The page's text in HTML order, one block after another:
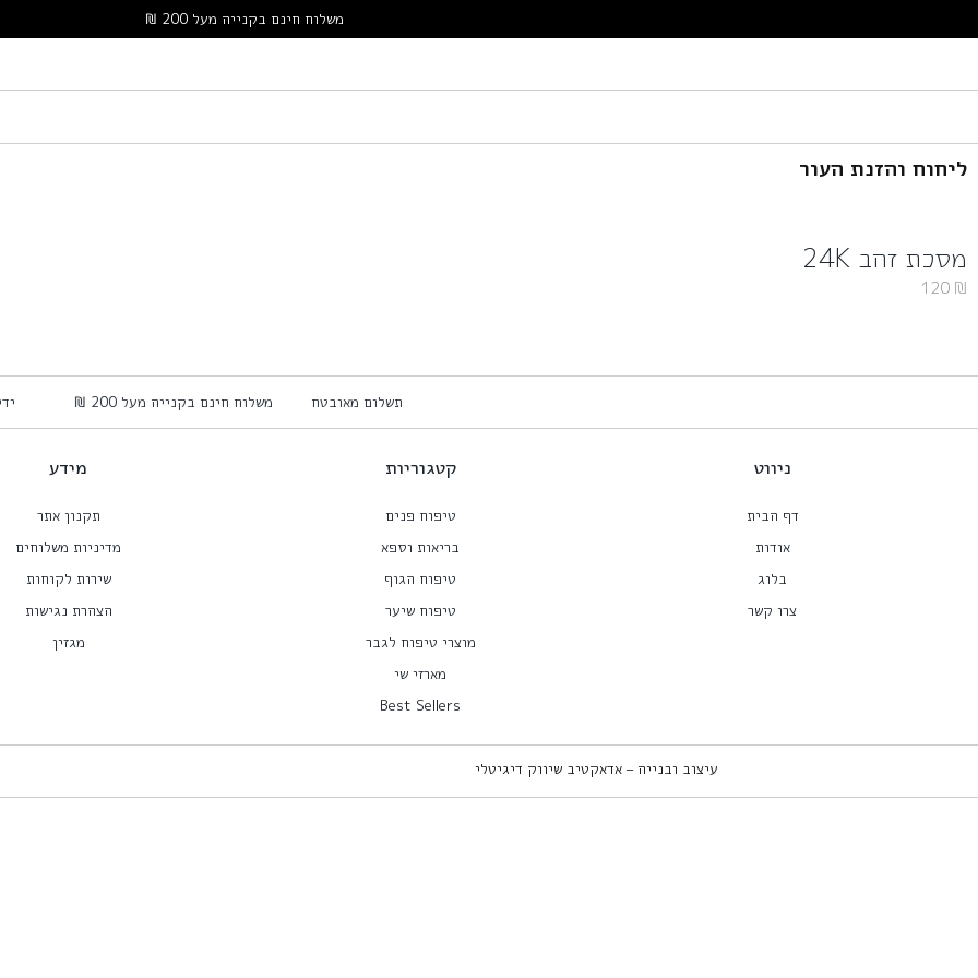
משלוח חינם בקנייה מעל 200 ₪
ליחוח והזנת העור
מסכת זהב 24K
120 ₪
תשלום מאובטח משלוח חינם בקנייה מעל 200 ₪
ניווט
דף הבית
אודות
בלוג
צרו קשר
קטגוריות
טיפוח פנים
בריאות וספא
טיפוח הגוף
טיפוח שיער
מוצרי טיפוח לגבר
מארזי שי
Best Sellers
מידע
תקנון אתר
מדיניות משלוחים
שירות לקוחות
הצהרת נגישות
מגזין
עיצוב ובנייה – אדאקטיב שיווק דיגיטלי